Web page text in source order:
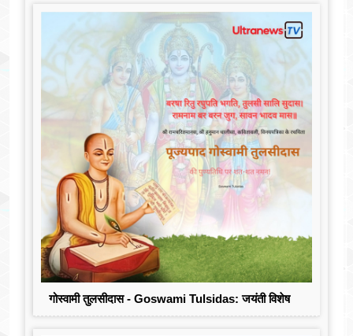
गोस्वामी तुलसीदास - Goswami Tulsidas: जयंती विशेष